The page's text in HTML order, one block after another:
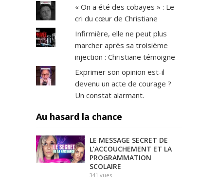
« On a été des cobayes » : Le
cri du cœur de Christiane
Infirmière, elle ne peut plus
marcher après sa troisième
injection : Christiane témoigne
Exprimer son opinion est-il
devenu un acte de courage ?
Un constat alarmant.
Au hasard la chance
LE MESSAGE SECRET DE
L’ACCOUCHEMENT ET LA
PROGRAMMATION
SCOLAIRE
341 vues